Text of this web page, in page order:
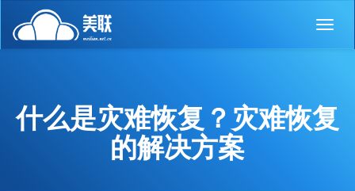
什么是灾难恢复？灾难恢复
的解决方案